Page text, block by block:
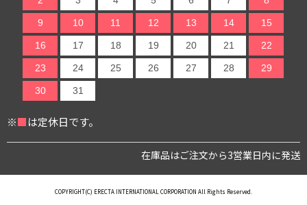
9 10 11 12 13 14 15
16 17 18 19 20 21 22
23 24 25 26 27 28 29
30 31
※■は定休日です。
在庫品はご注文から3営業日内に発送
COPYRIGHT(C) ERECTA INTERNATIONAL CORPORATION All Rights Reserved.